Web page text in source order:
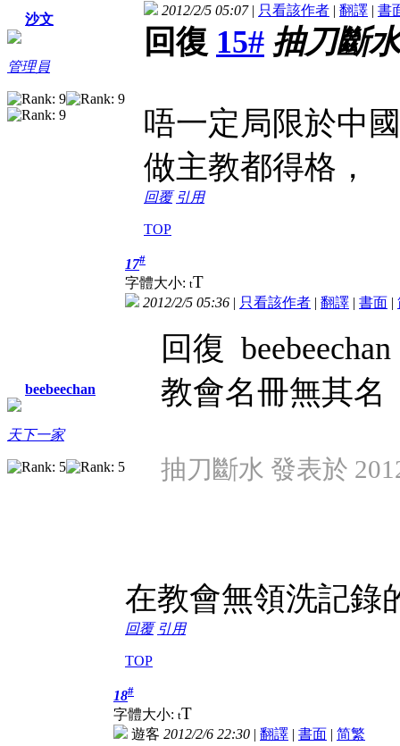
沙文
管理員
2012/2/5 05:07| 只看該作者 | 翻譯 | 書
回復 15# 抽刀斷水
唔一定局限於中
做主教都得格，
回覆 引用
TOP
beebeechan
天下一家
17#
字體大小: tT
2012/2/5 05:36 | 只看該作者 | 翻譯 | 書面 |
回復 beebeechan
教會名冊無其名
抽刀斷水 發表於
在教會無領洗記錄
回覆 引用
TOP
18#
字體大小: tT
遊客 2012/2/6 22:30 | 翻譯 | 書面 | 简繁